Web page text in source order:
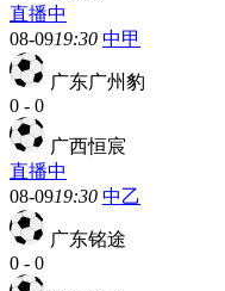
直播中
08-0919:30 中甲
广东广州豹
0 - 0
广西恒宸
直播中
08-0919:30 中乙
广东铭途
0 - 0